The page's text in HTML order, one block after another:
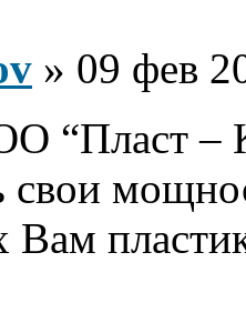
» 09 фев
“Пласт –
свои